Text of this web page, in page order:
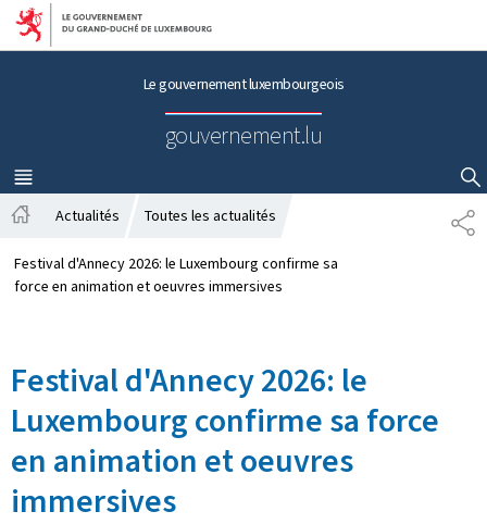
Aller au menu principal
Aller au contenu
Le gouvernement luxembourgeois
gouvernement.lu
MENU
PRINCIPAL
AFFICHER / MASQUER LA RECHERCHE
P
A
c
c
l
Actualités Toutes les actualités
Festival d'Annecy 2026: le Luxembourg confirme sa
force en animation et oeuvres immersives
Festival d'Annecy 2026: le
Luxembourg confirme sa force
en animation et oeuvres
immersives